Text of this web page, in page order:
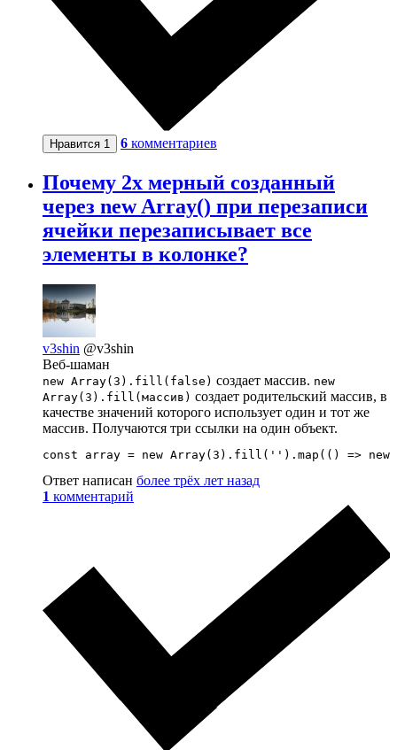
Нравится 1 6 комментариев
Почему 2х мерный созданный
через new Array() при перезаписи
ячейки перезаписывает все
элементы в колонке?
v3shin @v3shin
Веб-шаман
new Array(3).fill(false) создает массив. new
Array(3).fill(массив) создает родительский массив, в
качестве значений которого использует один и тот же
массив. Получаются три ссылки на один объект.
const array = new Array(3).fill('').map(() =>
Ответ написан более трёх лет назад
1 комментарий